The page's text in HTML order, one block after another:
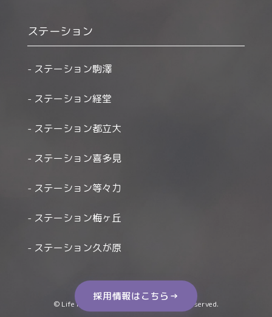
ステーション
ステーション駒澤
ステーション経堂
ステーション都立大
ステーション喜多見
ステーション等々力
ステーション梅ヶ丘
ステーション久が原
© Life Houmon Kango Station All Right Reserved.
採用情報はこちら→